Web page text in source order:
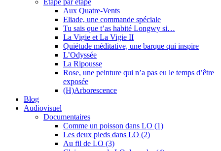
Étape par étape
Aux Quatre-Vents
Eliade, une commande spéciale
Tu sais que t’as habité Longwy si…
La Vigie et La Vigie II
Quiétude méditative, une barque qui inspire
L’Odyssée
La Ripousse
Rose, une peinture qui n’a pas eu le temps d’être
exposée
(H)Arborescence
Blog
Audiovisuel
Documentaires
Comme un poisson dans LO (1)
Les deux pieds dans LO (2)
Au fil de LO (3)